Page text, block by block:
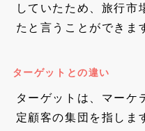
していたため、旅行市
たと言うことができま
ターゲットとの違い
ターゲットは、マーケ
定顧客の集団を指しま